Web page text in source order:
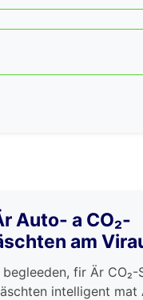
Auto- a CO₂-
am
fir Är CO₂-
intelligent mat